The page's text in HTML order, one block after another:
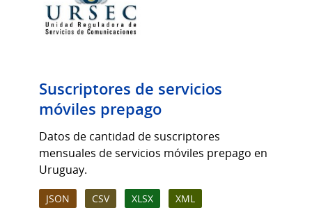
Suscriptores de servicios
móviles prepago
Datos de cantidad de suscriptores
mensuales de servicios móviles prepago en
Uruguay.
JSON CSV XLSX XML